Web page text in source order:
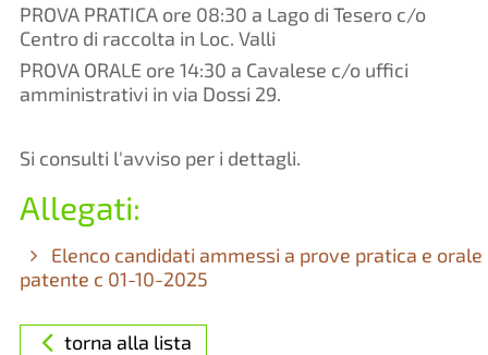
PROVA PRATICA ore 08:30 a Lago di Tesero c/o
Centro di raccolta in Loc. Valli
PROVA ORALE ore 14:30 a Cavalese c/o uffici
amministrativi in via Dossi 29.
Si consulti l'avviso per i dettagli.
Allegati:
Elenco candidati ammessi a prove pratica e orale
patente c 01-10-2025
torna alla lista